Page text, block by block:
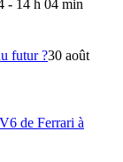
- 14 h 04 min
futur ?30 août
de Ferrari à